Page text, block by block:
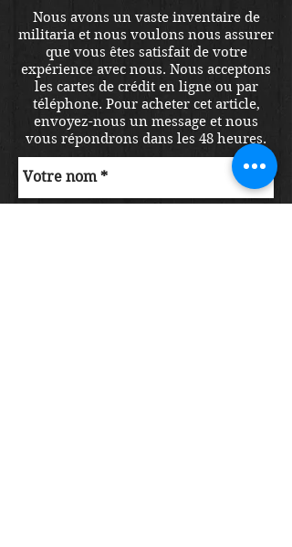
Nous avons un vaste inventaire de
militaria et nous voulons nous assurer
que vous êtes satisfait de votre
expérience avec nous. Nous acceptons
les cartes de crédit en ligne ou par
téléphone. Pour acheter cet article,
envoyez-nous un message et nous
vous répondrons dans les 48 heures.